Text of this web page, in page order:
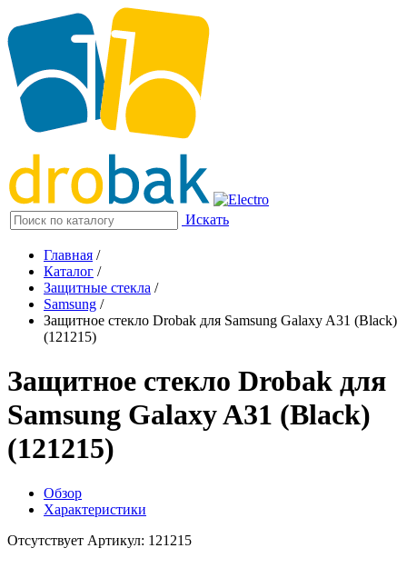
Искать
Главная /
Каталог /
Защитные стекла /
Samsung /
Защитное стекло Drobak для Samsung Galaxy A31 (Black)
(121215)
Защитное стекло Drobak для
Samsung Galaxy A31 (Black)
(121215)
Обзор
Характеристики
Отсутствует Артикул: 121215